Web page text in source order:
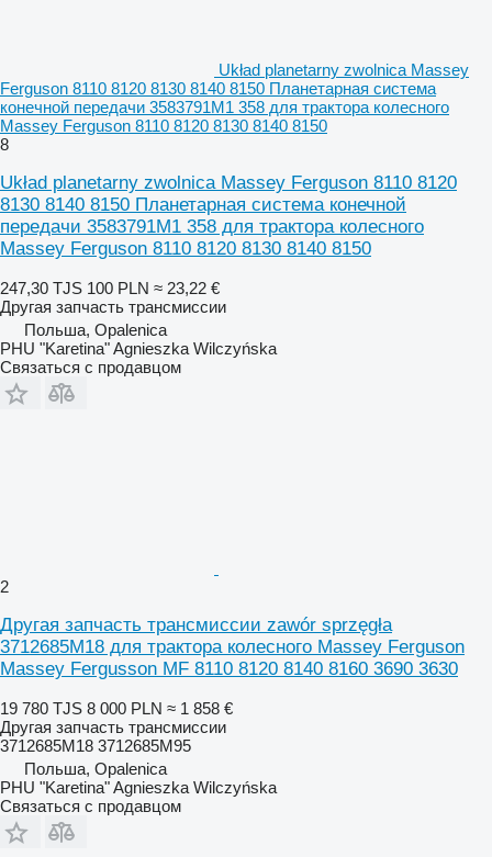
Układ planetarny zwolnica Massey
Ferguson 8110 8120 8130 8140 8150 Планетарная система
конечной передачи 3583791M1 358 для трактора колесного
Massey Ferguson 8110 8120 8130 8140 8150
8
Układ planetarny zwolnica Massey Ferguson 8110 8120
8130 8140 8150 Планетарная система конечной
передачи 3583791M1 358 для трактора колесного
Massey Ferguson 8110 8120 8130 8140 8150
247,30 TJS 100 PLN ≈ 23,22 €
Другая запчасть трансмиссии
Польша, Opalenica
PHU "Karetina" Agnieszka Wilczyńska
Связаться с продавцом
2
Другая запчасть трансмиссии zawór sprzęgła
3712685M18 для трактора колесного Massey Ferguson
Massey Fergusson MF 8110 8120 8140 8160 3690 3630
19 780 TJS 8 000 PLN ≈ 1 858 €
Другая запчасть трансмиссии
3712685M18 3712685M95
Польша, Opalenica
PHU "Karetina" Agnieszka Wilczyńska
Связаться с продавцом